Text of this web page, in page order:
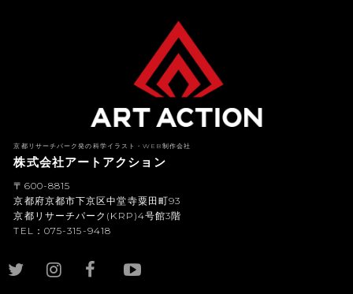
京都リサーチパーク発の科学イラスト・WEB制作会社
株式会社アートアクション
〒600-8815
京都府京都市下京区中堂寺粟田町93
京都リサーチパーク(KRP)4号館3階
TEL：075-315-9418